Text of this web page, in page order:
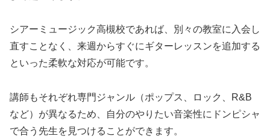
シアーミュージック高槻校であれば、別々の教室に入会し
直すことなく、来週からすぐにギターレッスンを追加する
といった柔軟な対応が可能です。
講師もそれぞれ専門ジャンル（ポップス、ロック、R&B
など）が異なるため、自分のやりたい音楽性にドンピシャ
で合う先生を見つけることができます。